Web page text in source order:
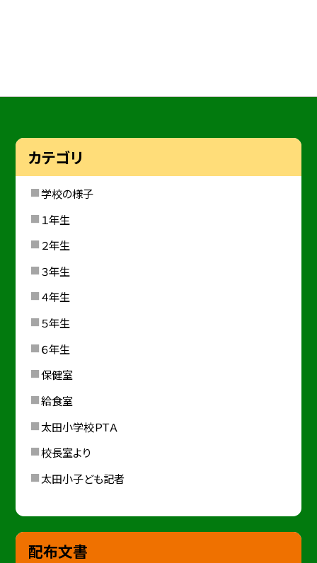
カテゴリ
学校の様子
１年生
２年生
３年生
４年生
５年生
６年生
保健室
給食室
太田小学校ＰＴＡ
校長室より
太田小子ども記者
配布文書